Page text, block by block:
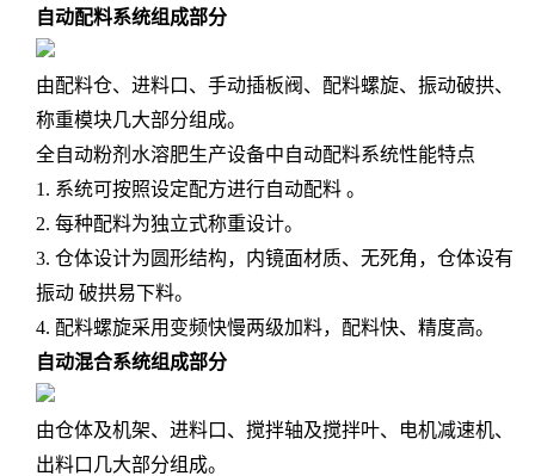
自动配料系统组成部分
由配料仓、进料口、手动插板阀、配料螺旋、振动破拱、
称重模块几大部分组成。
全自动粉剂水溶肥生产设备中自动配料系统性能特点
1. 系统可按照设定配方进行自动配料 。
2. 每种配料为独立式称重设计。
3. 仓体设计为圆形结构，内镜面材质、无死角，仓体设有
振动 破拱易下料。
4. 配料螺旋采用变频快慢两级加料，配料快、精度高。
自动混合系统组成部分
由仓体及机架、进料口、搅拌轴及搅拌叶、电机减速机、
出料口几大部分组成。